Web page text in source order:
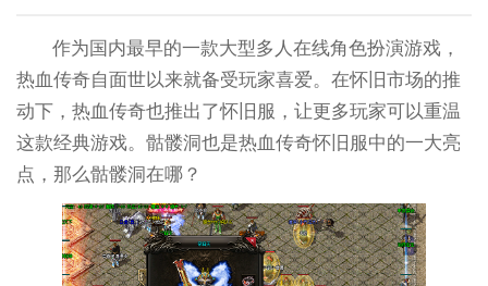
作为国内最早的一款大型多人在线角色扮演游戏，
热血传奇自面世以来就备受玩家喜爱。在怀旧市场的推
动下，热血传奇也推出了怀旧服，让更多玩家可以重温
这款经典游戏。骷髅洞也是热血传奇怀旧服中的一大亮
点，那么骷髅洞在哪？